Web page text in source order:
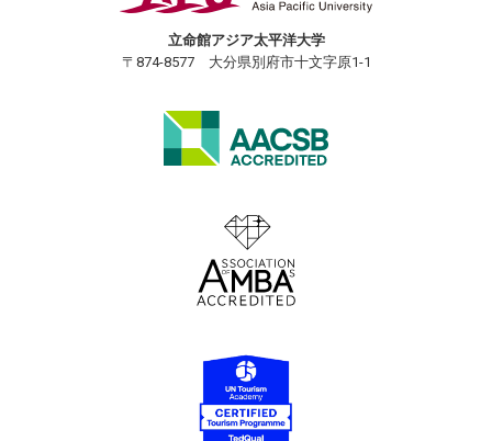
立命館アジア太平洋大学
〒874-8577 大分県別府市十文字原1-1